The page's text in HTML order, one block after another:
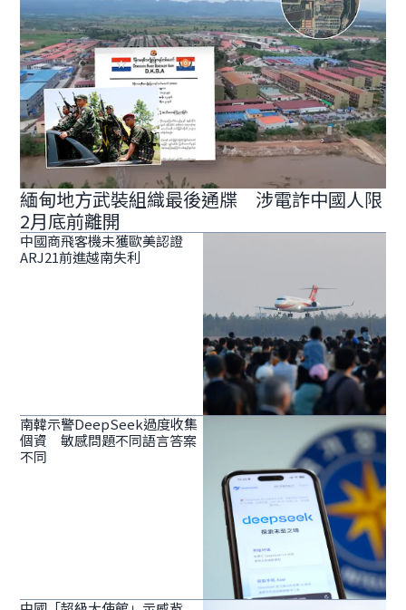
緬甸地方武裝組織最後通牒 涉電詐中國人限
2月底前離開
中國商飛客機未獲歐美認證
ARJ21前進越南失利
南韓示警DeepSeek過度收集
個資 敏感問題不同語言答案
不同